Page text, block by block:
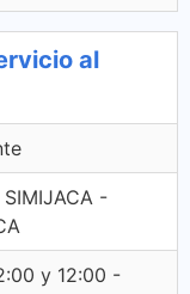
al
-
y 12:00 -